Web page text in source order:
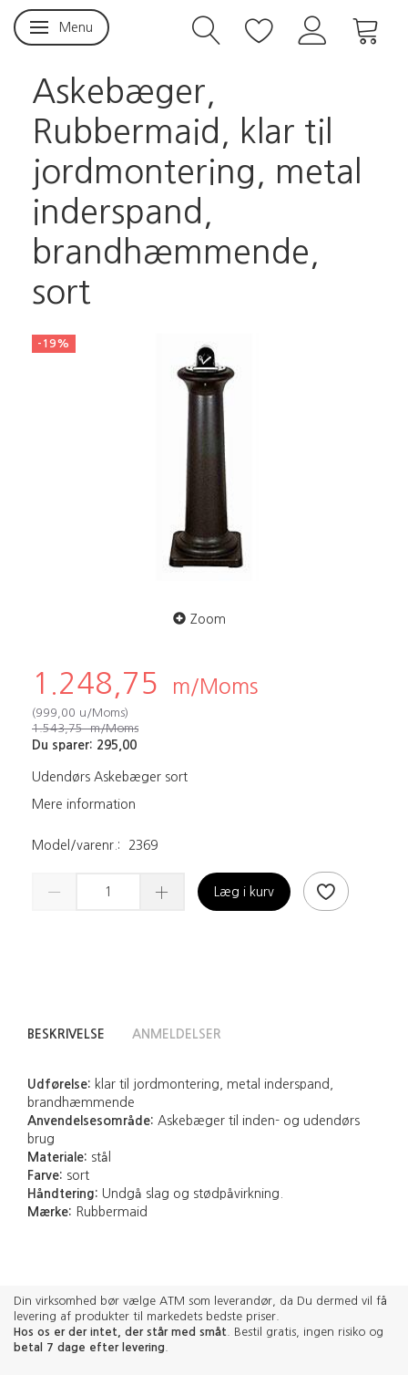
Skifte navigation
Menu
Askebæger,
Rubbermaid, klar til
jordmontering, metal
inderspand,
brandhæmmende,
sort
-19%
Zoom
1.248,75 m/Moms
(999,00 u/Moms)
1.543,75m/Moms
Du sparer: 295,00
Udendørs Askebæger sort
Mere information
Model/varenr.: 2369
Læg i kurv
BESKRIVELSE ANMELDELSER
Udførelse: klar til jordmontering, metal inderspand,
brandhæmmende
Anvendelsesområde: Askebæger til inden- og udendørs
brug
Materiale: stål
Farve: sort
Håndtering: Undgå slag og stødpåvirkning.
Mærke: Rubbermaid
Din virksomhed bør vælge ATM som leverandør, da Du dermed vil få
levering af produkter til markedets bedste priser.
Hos os er der intet, der står med småt . Bestil gratis, ingen risiko og
betal 7 dage efter levering